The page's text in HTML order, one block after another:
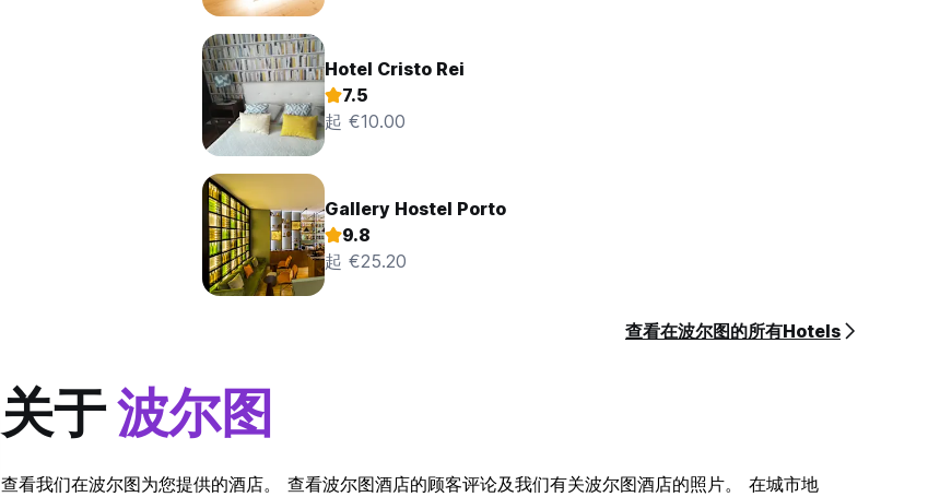
Hotel Cristo Rei
7.5
起 €10.00
Gallery Hostel Porto
9.8
起 €25.20
查看在波尔图的所有Hotels
关于波尔图
查看我们在波尔图为您提供的酒店。 查看波尔图酒店的顾客评论及我们有关波尔图酒店的照片。 在城市地